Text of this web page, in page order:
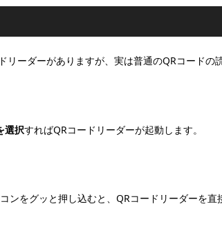
リーダーがありますが、実は普通のQRコードの
選択すればQRコードリーダーが起動します。
をグッと押し込むと、QRコードリーダーを直